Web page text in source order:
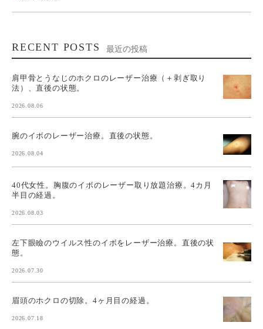
RECENT POSTS 最近の投稿
肩甲骨とうなじのホクロのレーザー治療（＋剥ぎ取り
法）、直後の状態。
2026.08.06
腕のイボのレーザー治療。直後の状態。
2026.08.04
40代女性。胸腹のイボのレーザー取り放題治療。4カ月
半目の経過。
2026.08.03
左下眼瞼のウイルス性のイボをレーザー治療。直後の状
態。
2026.07.30
眉頭のホクロの切除。4ヶ月目の経過。
2026.07.18